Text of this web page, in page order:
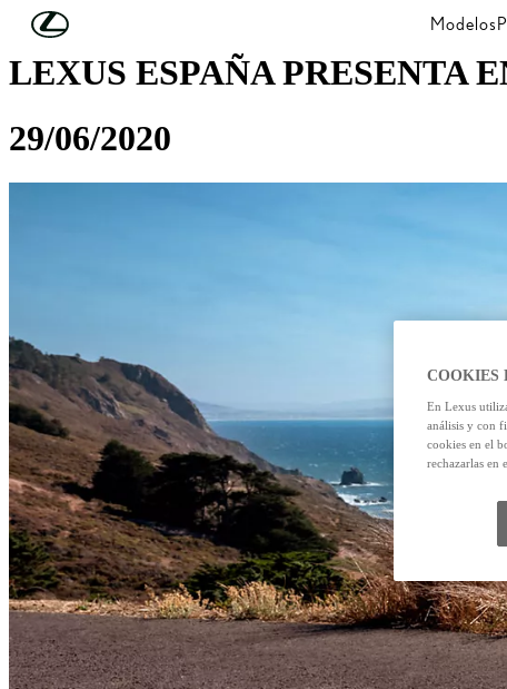
Skip to Main Content Modelos
LEXUS ESPAÑA PRESENTA
29/06/2020
COOKIES
En Lexus
análisis y con
cookies en el
rechazarlas en